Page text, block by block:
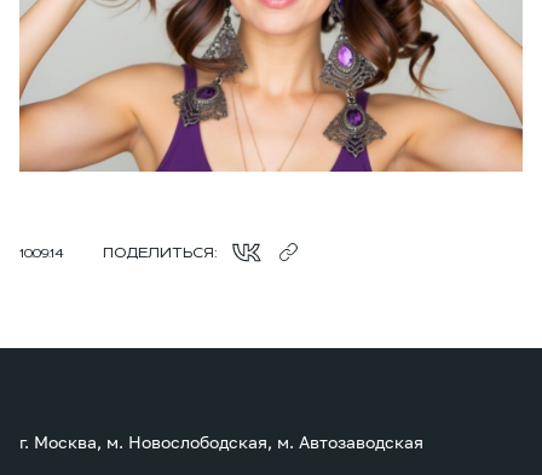
10.09.14 ПОДЕЛИТЬСЯ:
г. Москва, м. Новослободская, м. Автозаводская